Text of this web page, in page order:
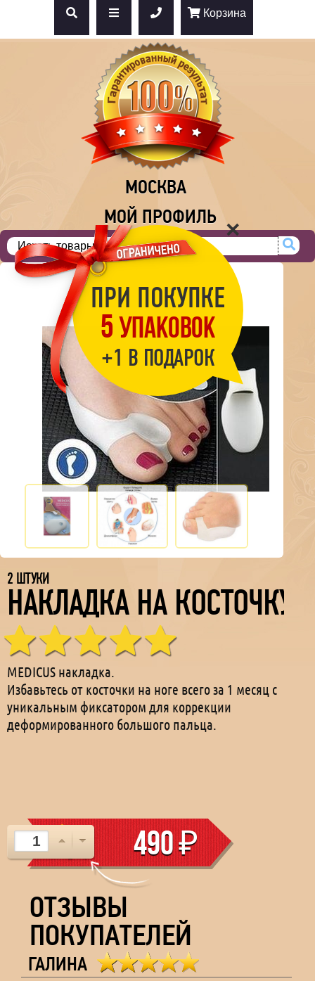
Корзина
МОСКВА
МОЙ ПРОФИЛЬ
ПРИ ПОКУПКЕ
5УПАКОВОК
+1 В ПОДАРОК
×
2 ШТУКИ
НАКЛАДКА НА КОСТОЧКУ
MEDICUS накладка.
Избавьтесь от косточки на ноге всего за 1 месяц с
уникальным фиксатором для коррекции
деформированного большого пальца.
490₽
ОТЗЫВЫ
ПОКУПАТЕЛЕЙ
ГАЛИНА